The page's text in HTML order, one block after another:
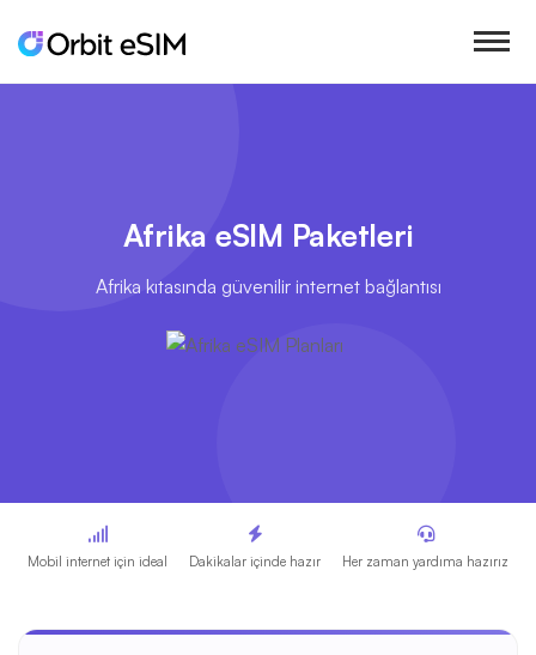
Afrika eSIM Paketleri
Afrika kıtasında güvenilir internet bağlantısı
Mobil internet için ideal Dakikalar içinde hazır Her zaman yardıma hazırız